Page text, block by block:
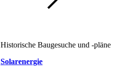
Historische Baugesuche und -pläne
Solarenergie